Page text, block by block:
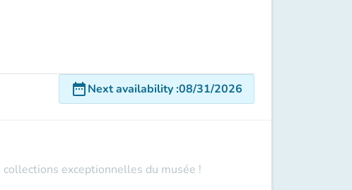
date_rangeNext availability:08/31/2026
exceptionnelles du musée !